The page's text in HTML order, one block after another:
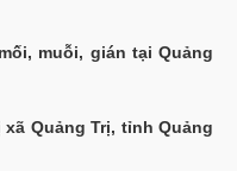
muỗi, gián tại Quảng
Quảng Trị, tỉnh Quảng